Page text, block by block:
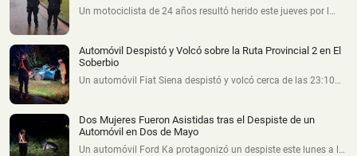
Un motociclista de 24 años resultó herido este jueves por l…
Automóvil Despistó y Volcó sobre la Ruta Provincial 2 en El
Soberbio
Un automóvil Fiat Siena despistó y volcó cerca de las 23:10…
Dos Mujeres Fueron Asistidas tras el Despiste de un
Automóvil en Dos de Mayo
Un automóvil Ford Ka protagonizó un despiste este lunes a l…